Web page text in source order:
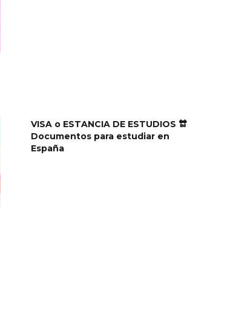
VISA o ESTANCIA DE ESTUDIOS 🔛
Documentos para estudiar en
España